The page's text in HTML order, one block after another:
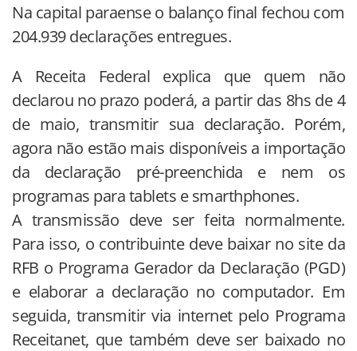
Na capital paraense o balanço final fechou com
204.939 declarações entregues.
A Receita Federal explica que quem não
declarou no prazo poderá, a partir das 8hs de 4
de maio, transmitir sua declaração. Porém,
agora não estão mais disponíveis a importação
da declaração pré-preenchida e nem os
programas para tablets e smarthphones.
A transmissão deve ser feita normalmente.
Para isso, o contribuinte deve baixar no site da
RFB o Programa Gerador da Declaração (PGD)
e elaborar a declaração no computador. Em
seguida, transmitir via internet pelo Programa
Receitanet, que também deve ser baixado no